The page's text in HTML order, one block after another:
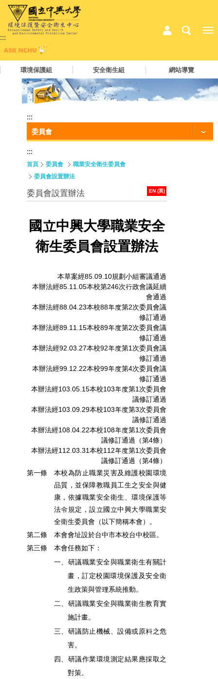
:::
環境保護組 安全衛生組 網站導覽
:::
委員會
:::
首頁 委員會
職業安全衛生委員會
委員會設置辦法
EN (英)
委員會設置辦法
國立中興大學職業安全
衛生委員會設置辦法
本草案經85.09.10規劃小組審議通過
本辦法經85.11.05本校第246次行政會議延續
會通過
本辦法經88.04.23本校88年度第2次委員會議
修訂通過
本辦法經89.11.15本校89年度第2次委員會議
修訂通過
本辦法經92.03.27本校92年度第1次委員會議
修訂通過
本辦法經99.12.22本校99年度第4次委員會議
修訂通過
本辦法經103.05.15本校103年度第1次委員會
議修訂通過
本辦法經103.09.29本校103年度第3次委員會
議修訂通過
本辦法經108.04.22本校108年度第1次委員會
議修訂通過（第4條）
本辦法經112.03.31本校112年度第1次委員會
議修訂通過（第4條）
第一條 本校為防止職業災害及維護校園環境
品質，並保障教職員工生之安全與健
康，依據職業安全衛生、環境保護等
法令規定，設立國立中興大學職業安
全衛生委員會（以下簡稱本會）。
第二條 本會會址設於台中市本校台中校區。
第三條 本會任務如下：
一、研議職業安全與職業衛生有關計
畫，訂定校園環境保護及安全衛
生政策與管理系統推動。
二、研議職業安全與職業衛生教育實
施計畫。
三、研議防止機械、設備或原料之危
害。
四、研議作業環境測定結果應採取之
對策。